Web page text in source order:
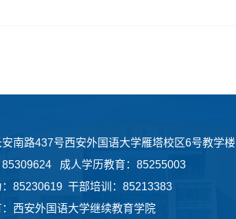
南路437号西安外国语大学雁塔校区6号教学楼
85309624 成人学历教育：85255003
：85230619 干部培训：85213383
西安外国语大学继续教育学院